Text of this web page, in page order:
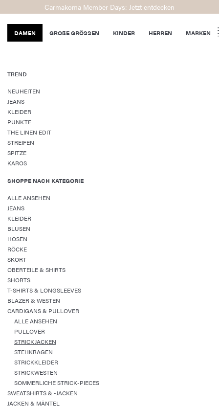
Carmakoma Member Days: Jetzt entdecken
DAMEN GROßE GRÖSSEN KINDER HERREN MARKEN
TREND
NEUHEITEN
JEANS
KLEIDER
PUNKTE
THE LINEN EDIT
STREIFEN
SPITZE
KAROS
SHOPPE NACH KATEGORIE
ALLE ANSEHEN
JEANS
KLEIDER
BLUSEN
HOSEN
RÖCKE
SKORT
OBERTEILE & SHIRTS
SHORTS
T-SHIRTS & LONGSLEEVES
BLAZER & WESTEN
CARDIGANS & PULLOVER
ALLE ANSEHEN
PULLOVER
STRICKJACKEN
STEHKRAGEN
STRICKKLEIDER
STRICKWESTEN
SOMMERLICHE STRICK-PIECES
SWEATSHIRTS & -JACKEN
JACKEN & MÄNTEL